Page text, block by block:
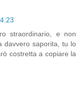
straordinario, e non
davvero saporita, tu lo
costretta a copiare la